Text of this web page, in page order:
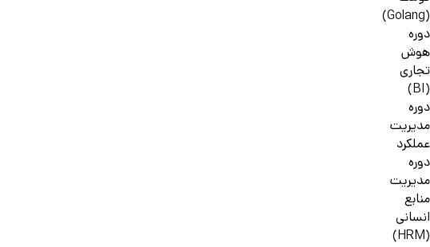
(Golang)
دوره
هوش
تجاری
(BI)
دوره
مدیریت
عملکرد
دوره
مدیریت
منابع
انسانی
(HRM)